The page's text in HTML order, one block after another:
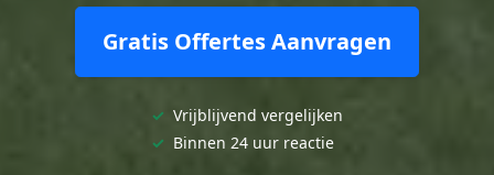
Gratis Offertes Aanvragen
✓ Vrijblijvend vergelijken
✓ Binnen 24 uur reactie